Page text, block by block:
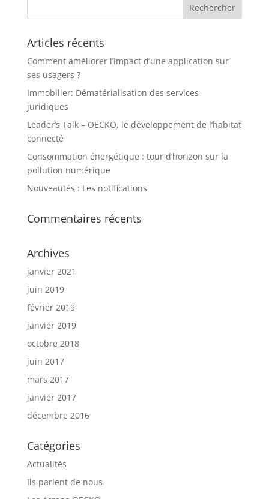
Articles récents
Comment améliorer l’impact d’une application sur
ses usagers ?
Immobilier: Dématérialisation des services
juridiques
Leader’s Talk – OECKO, le développement de l’habitat
connecté
Consommation énergétique : tour d’horizon sur la
pollution numérique
Nouveautés : Les notifications
Commentaires récents
Archives
janvier 2021
juin 2019
février 2019
janvier 2019
octobre 2018
juin 2017
mars 2017
janvier 2017
décembre 2016
Catégories
Actualités
Ils parlent de nous